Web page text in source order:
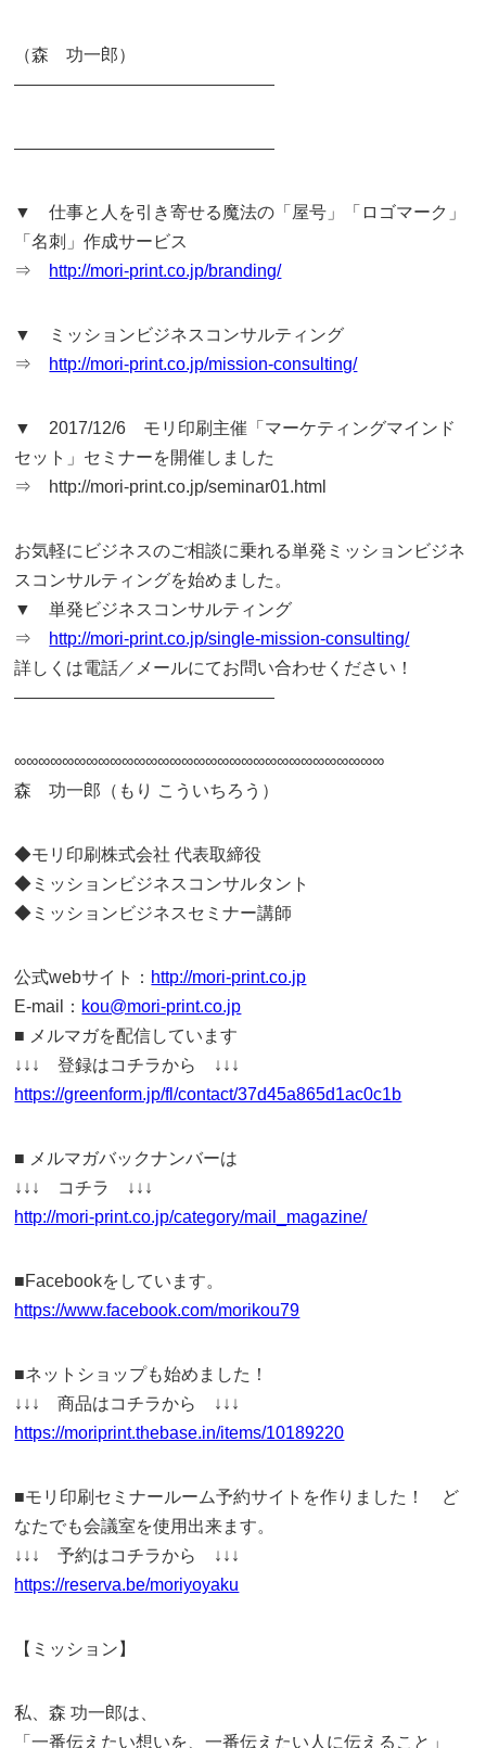
（森 功一郎）
———————————————
———————————————
▼ 仕事と人を引き寄せる魔法の「屋号」「ロゴマーク」
「名刺」作成サービス
⇒ http://mori-print.co.jp/branding/
▼ ミッションビジネスコンサルティング
⇒ http://mori-print.co.jp/mission-consulting/
▼ 2017/12/6 モリ印刷主催「マーケティングマインド
セット」セミナーを開催しました
⇒ http://mori-print.co.jp/seminar01.html
お気軽にビジネスのご相談に乗れる単発ミッションビジネ
スコンサルティングを始めました。
▼ 単発ビジネスコンサルティング
⇒ http://mori-print.co.jp/single-mission-consulting/
詳しくは電話／メールにてお問い合わせください！
———————————————
∞∞∞∞∞∞∞∞∞∞∞∞∞∞∞∞∞∞∞∞∞∞∞∞∞∞∞∞∞∞∞
森 功一郎（もり こういちろう）
◆モリ印刷株式会社 代表取締役
◆ミッションビジネスコンサルタント
◆ミッションビジネスセミナー講師
公式webサイト： http://mori-print.co.jp
E-mail： kou@mori-print.co.jp
■ メルマガを配信しています
↓↓↓ 登録はコチラから ↓↓↓
https://greenform.jp/fl/contact/37d45a865d1ac0c1b
■ メルマガバックナンバーは
↓↓↓ コチラ ↓↓↓
http://mori-print.co.jp/category/mail_magazine/
■Facebookをしています。
https://www.facebook.com/morikou79
■ネットショップも始めました！
↓↓↓ 商品はコチラから ↓↓↓
https://moriprint.thebase.in/items/10189220
■モリ印刷セミナールーム予約サイトを作りました！ ど
なたでも会議室を使用出来ます。
↓↓↓ 予約はコチラから ↓↓↓
https://reserva.be/moriyoyaku
【ミッション】
私、森 功一郎は、
「一番伝えたい想いを、一番伝えたい人に伝えること」